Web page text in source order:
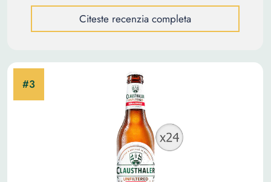
Citeste recenzia completa